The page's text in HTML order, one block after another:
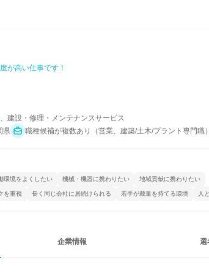
が高い仕事です！
建設・修理・メンテナンスサービス
県 職種候補が複数あり（営業、建築/土木/プラント専門職）
環境をよくしたい 機械・機器に携わりたい 地域貢献に携わりたい
を重視 長く同じ会社に居続けられる 若手が裁量を持てる環境 人
企業情報 選